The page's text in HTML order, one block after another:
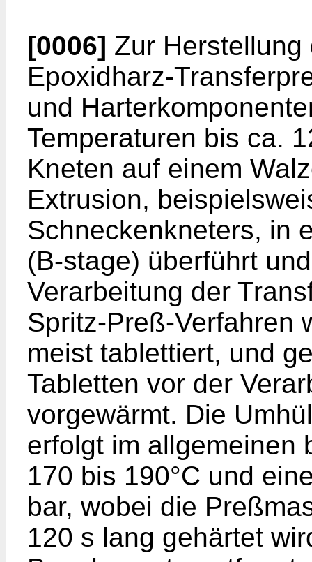
[0006] Zur
Epoxidharz-
und
Temperaturen bis ca.
Kneten auf einem
Extrusion,
Schneckenkneters, in
(B-stage) überführt
Verarbeitung der
Spritz-Preß-Verfahren
meist tablettiert, und
Tabletten vor der
vorgewärmt. Die
erfolgt im allgemeinen
170 bis 190°C und
bar, wobei die
120 s lang gehärtet